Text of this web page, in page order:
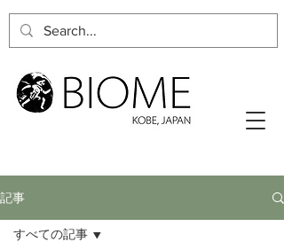
記事
すべての記事